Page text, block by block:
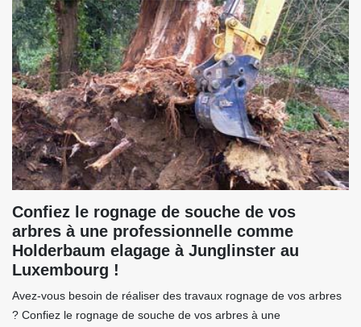
Confiez le rognage de souche de vos
arbres à une professionnelle comme
Holderbaum elagage à Junglinster au
Luxembourg !
Avez-vous besoin de réaliser des travaux rognage de vos arbres
? Confiez le rognage de souche de vos arbres à une